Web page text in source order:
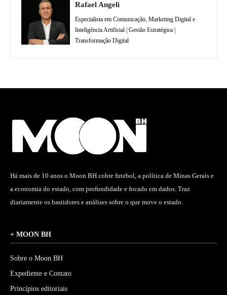
Rafael Angeli
Especialista em Comunicação, Marketing Digital e
Inteligência Artificial | Gestão Estratégica |
Transformação Digital
Há mais de 10 anos o Moon BH cobre futebol, a política de Minas Gerais e
a economia do estado, com profundidade e focado em dados. Traz
diariamente os bastidores e análises sobre o que move o estado.
+ MOON BH
Sobre o Moon BH
Expediente e Contato
Princípios editoriais